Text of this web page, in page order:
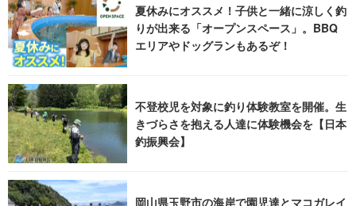
夏休みにオススメ！子供と一緒に涼しく釣
りが出来る「オープンスペース」。BBQ
エリアやドッグランもあるぞ！
不登校児を対象に釣り体験教室を開催。生
きづらさを抱える人達に体験機会を【日本
釣振興会】
岡山県玉野市の海岸で園児達とマコガレイ